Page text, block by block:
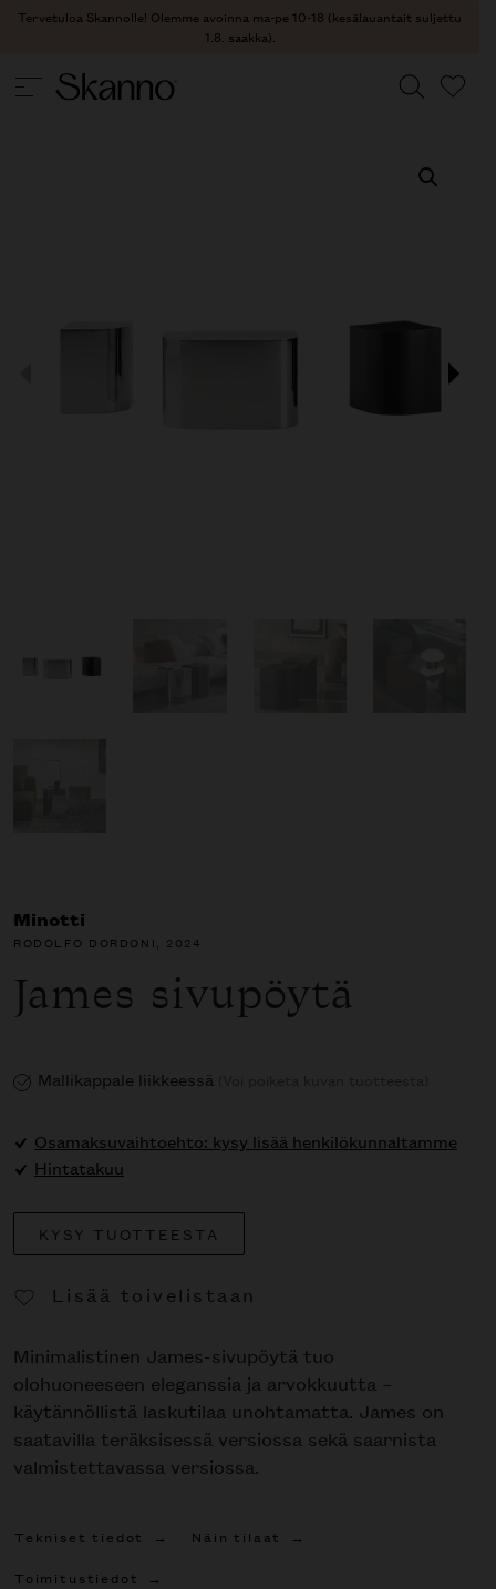
Tervetuloa Skannolle! Olemme avoinna ma-pe 10-18 (kesälauantait suljettu
1.8. saakka).
Minotti
RODOLFO DORDONI, 2024
James sivupöytä
Mallikappale liikkeessä
Osamaksuvaihtoehto: kysy lisää henkilökunnaltamme
Hintatakuu
KYSY TUOTTEESTA
Lisää toivelistaan
Minimalistinen James-sivupöytä tuo
olohuoneeseen eleganssia ja arvokkuutta –
käytännöllistä laskutilaa unohtamatta. James on
saatavilla teräksisessä versiossa sekä saarnista
valmistettavassa versiossa.
Tekniset tiedot
Näin tilaat
Toimitustiedot